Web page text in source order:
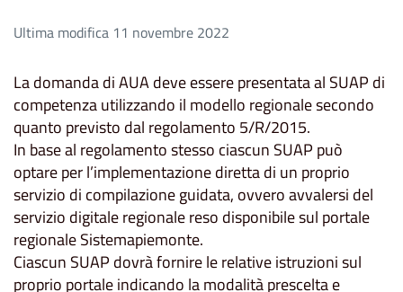
Ultima modifica 11 novembre 2022
La domanda di AUA deve essere presentata al SUAP di
competenza utilizzando il modello regionale secondo
quanto previsto dal regolamento 5/R/2015.
In base al regolamento stesso ciascun SUAP può
optare per l’implementazione diretta di un proprio
servizio di compilazione guidata, ovvero avvalersi del
servizio digitale regionale reso disponibile sul portale
regionale Sistemapiemonte.
Ciascun SUAP dovrà fornire le relative istruzioni sul
proprio portale indicando la modalità prescelta e